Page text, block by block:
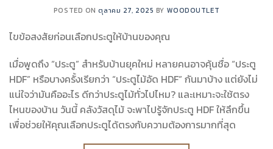
POSTED ONตุลาคม 27, 2025 BY WOODOUTLET
ไขข้อสงสัยก่อนเลือกประตูให้บ้านของคุณ
เมื่อพูดถึง “ประตู” สำหรับบ้านยุคใหม่ หลายคนอาจคุ้นชื่อ “ประตู
HDF” หรือบางครั้งเรียกว่า “ประตูไม้อัด HDF” กันมาบ้าง แต่ยังไม่
แน่ใจว่ามันคืออะไร ดีกว่าประตูไม้ทั่วไปไหม? และเหมาะจะใช้ตรง
ไหนของบ้าน วันนี้ คลังวัสดุไม้ จะพาไปรู้จักประตู HDF ให้ลึกขึ้น
เพื่อช่วยให้คุณเลือกประตูได้ตรงกับความต้องการมากที่สุด